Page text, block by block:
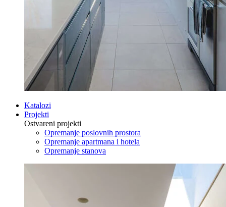
Katalozi
Projekti
Ostvareni projekti
Opremanje poslovnih prostora
Opremanje apartmana i hotela
Opremanje stanova